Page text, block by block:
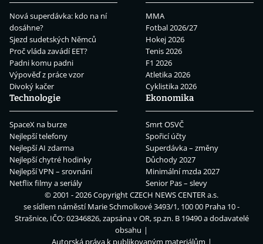
Nová superdávka: kdo na ní
dosáhne?
Sjezd sudetských Němců
Proč vláda zavádí EET?
Padni komu padni
Výpověď z práce vzor
Divoký kačer
MMA
Fotbal 2026/27
Hokej 2026
Tenis 2026
F1 2026
Atletika 2026
Cyklistika 2026
Technologie
SpaceX na burze
Nejlepší telefony
Nejlepší AI zdarma
Nejlepší chytré hodinky
Nejlepší VPN – srovnání
Netflix filmy a seriály
Ekonomika
Smrt OSVČ
Spořicí účty
Superdávka – změny
Důchody 2027
Minimální mzda 2027
Senior Pas – slevy
© 2001 - 2026 CopyrightCZECH NEWS CENTER a.s.
se sídlem náměstí Marie Schmolkové 3493/1, 100 00 Praha 10 -
Strašnice, IČO: 02346826, zapsána v OR, sp.zn. B 19490 a dodavatelé
obsahu
Autorská práva k publikovaným materiálům